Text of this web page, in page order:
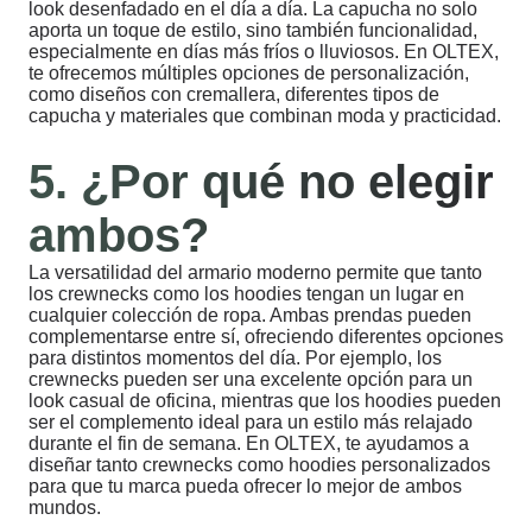
look desenfadado en el día a día. La capucha no solo
aporta un toque de estilo, sino también funcionalidad,
especialmente en días más fríos o lluviosos. En OLTEX,
te ofrecemos múltiples opciones de personalización,
como diseños con cremallera, diferentes tipos de
capucha y materiales que combinan moda y practicidad.
5. ¿Por qué no elegir
ambos?
La versatilidad del armario moderno permite que tanto
los crewnecks como los hoodies tengan un lugar en
cualquier colección de ropa. Ambas prendas pueden
complementarse entre sí, ofreciendo diferentes opciones
para distintos momentos del día. Por ejemplo, los
crewnecks pueden ser una excelente opción para un
look casual de oficina, mientras que los hoodies pueden
ser el complemento ideal para un estilo más relajado
durante el fin de semana. En OLTEX, te ayudamos a
diseñar tanto crewnecks como hoodies personalizados
para que tu marca pueda ofrecer lo mejor de ambos
mundos.